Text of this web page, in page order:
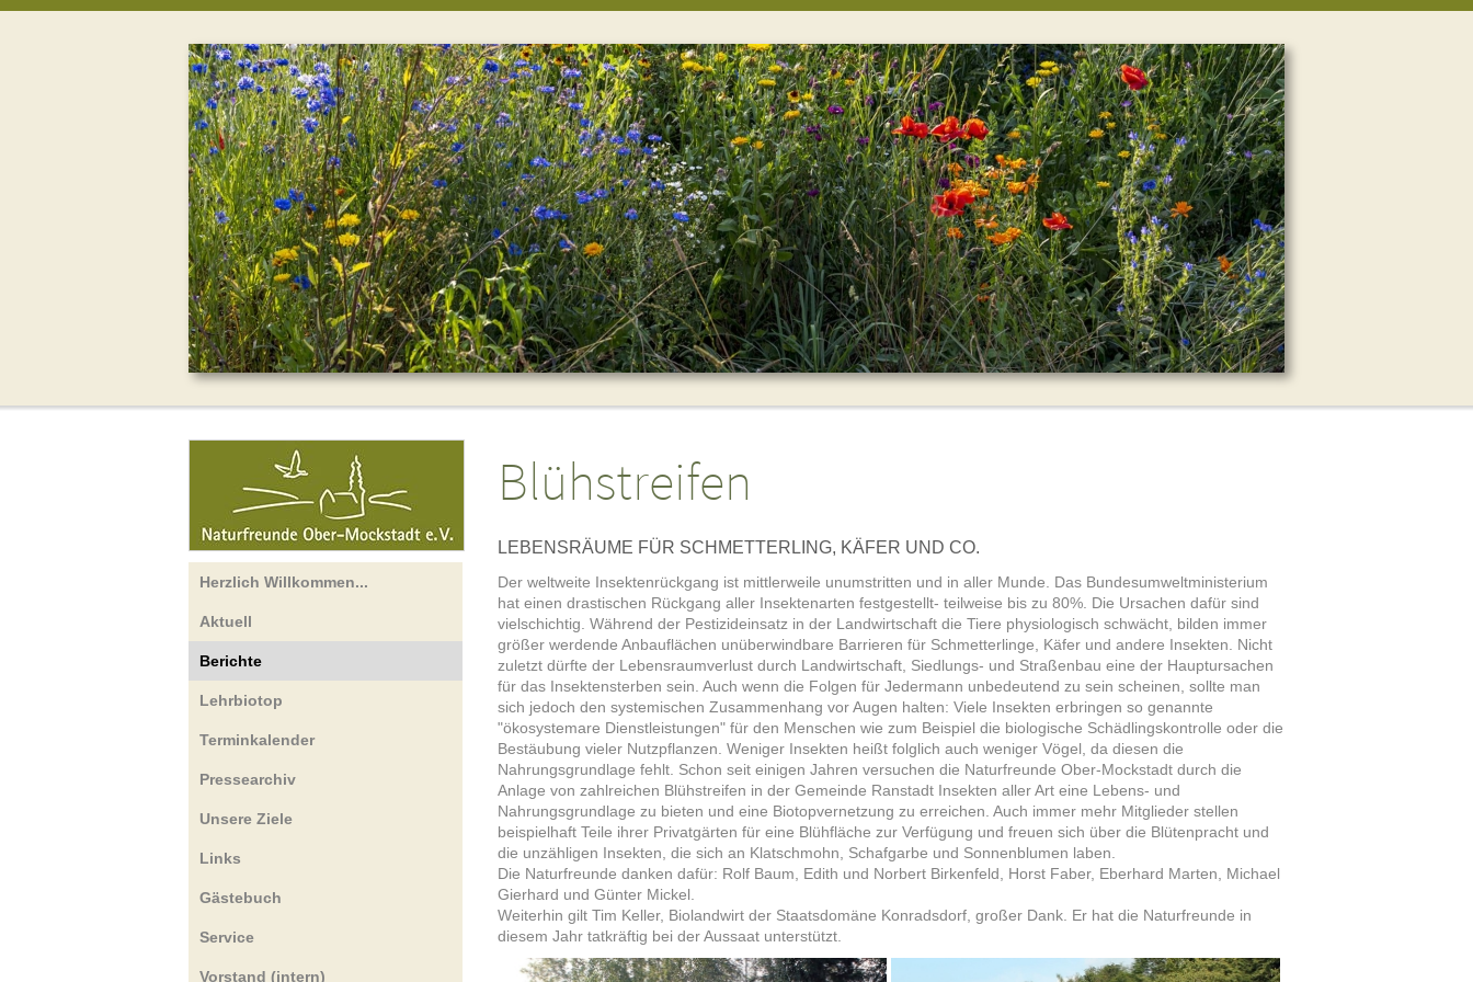
Herzlich Willkommen...
Aktuell
Berichte
Lehrbiotop
Terminkalender
Pressearchiv
Unsere Ziele
Links
Gästebuch
Service
Vorstand (intern)
Blühstreifen
LEBENSRÄUME FÜR SCHMETTERLING, KÄFER UND CO.
Der weltweite Insektenrückgang ist mittlerweile unumstritten und in aller Munde. Das Bundesumweltministerium
hat einen drastischen Rückgang aller Insektenarten festgestellt- teilweise bis zu 80%. Die Ursachen dafür sind
vielschichtig. Während der Pestizideinsatz in der Landwirtschaft die Tiere physiologisch schwächt, bilden immer
größer werdende Anbauflächen unüberwindbare Barrieren für Schmetterlinge, Käfer und andere Insekten. Nicht
zuletzt dürfte der Lebensraumverlust durch Landwirtschaft, Siedlungs- und Straßenbau eine der Hauptursachen
für das Insektensterben sein. Auch wenn die Folgen für Jedermann unbedeutend zu sein scheinen, sollte man
sich jedoch den systemischen Zusammenhang vor Augen halten: Viele Insekten erbringen so genannte
"ökosystemare Dienstleistungen" für den Menschen wie zum Beispiel die biologische Schädlingskontrolle oder die
Bestäubung vieler Nutzpflanzen. Weniger Insekten heißt folglich auch weniger Vögel, da diesen die
Nahrungsgrundlage fehlt. Schon seit einigen Jahren versuchen die Naturfreunde Ober-Mockstadt durch die
Anlage von zahlreichen Blühstreifen in der Gemeinde Ranstadt Insekten aller Art eine Lebens- und
Nahrungsgrundlage zu bieten und eine Biotopvernetzung zu erreichen. Auch immer mehr Mitglieder stellen
beispielhaft Teile ihrer Privatgärten für eine Blühfläche zur Verfügung und freuen sich über die Blütenpracht und
die unzähligen Insekten, die sich an Klatschmohn, Schafgarbe und Sonnenblumen laben.
Die Naturfreunde danken dafür: Rolf Baum, Edith und Norbert Birkenfeld, Horst Faber, Eberhard Marten, Michael
Gierhard und Günter Mickel.
Weiterhin gilt Tim Keller, Biolandwirt der Staatsdomäne Konradsdorf, großer Dank. Er hat die Naturfreunde in
diesem Jahr tatkräftig bei der Aussaat unterstützt.